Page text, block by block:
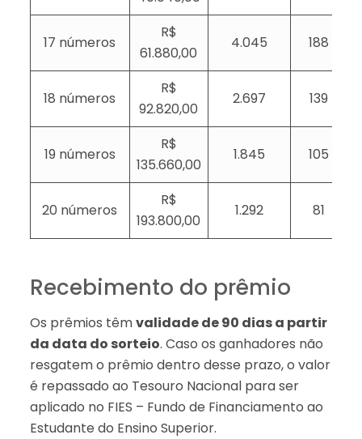
17 números
R$
61.880,00
4.045 188
18 números
R$
92.820,00
2.697 139
19 números
R$
135.660,00
1.845 105
20 números
R$
193.800,00
1.292 81
Recebimento do prêmio
Os prêmios têmvalidade de 90 dias a partir
da data do sorteio. Caso os ganhadores não
resgatem o prêmio dentro desse prazo, o valor
é repassado ao Tesouro Nacional para ser
aplicado no FIES – Fundo de Financiamento ao
Estudante do Ensino Superior.